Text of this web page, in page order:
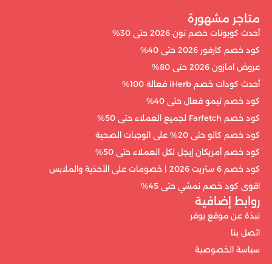
متاجر مشهورة
أحدث كوبونات خصم نون 2026 حتى 30%
كود خصم كارفور 2026 حتى 40%
عروض امازون 2026 حتى 80%
أحدث كودات خصم iHerb فعالة 100%
كود خصم تيمو فعال حتى 40%
كود خصم Farfetch لجميع العملاء حتى 50%
كود خصم كالو حتى 20% على الوجبات الصحية
كود خصم أمريكان إيجل لكل العملاء حتى 50%
كود خصم 6 ستريت 2026 | خصومات على الأحذية والملابس
اقوى كود خصم نمشي حتى 45%
روابط إضافية
نبذة عن موقع يوفر
اتصل بنا
سياسة الخصوصية